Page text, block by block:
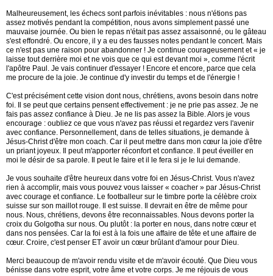
Malheureusement, les échecs sont parfois inévitables : nous n'étions pas
assez motivés pendant la compétition, nous avons simplement passé une
mauvaise journée. Ou bien le repas n'était pas assez assaisonné, ou le gâteau
s'est effondré. Ou encore, il y a eu des fausses notes pendant le concert. Mais
ce n'est pas une raison pour abandonner ! Je continue courageusement et « je
laisse tout derrière moi et ne vois que ce qui est devant moi », comme l'écrit
l'apôtre Paul. Je vais continuer d'essayer ! Encore et encore, parce que cela
me procure de la joie. Je continue d'y investir du temps et de l'énergie !
C'est précisément cette vision dont nous, chrétiens, avons besoin dans notre
foi. Il se peut que certains pensent effectivement : je ne prie pas assez. Je ne
fais pas assez confiance à Dieu. Je ne lis pas assez la Bible. Alors je vous
encourage : oubliez ce que vous n'avez pas réussi et regardez vers l'avenir
avec confiance. Personnellement, dans de telles situations, je demande à
Jésus-Christ d'être mon coach. Car il peut mettre dans mon cœur la joie d'être
un priant joyeux. Il peut m'apporter réconfort et confiance. Il peut éveiller en
moi le désir de sa parole. Il peut le faire et il le fera si je le lui demande.
Je vous souhaite d'être heureux dans votre foi en Jésus-Christ. Vous n'avez
rien à accomplir, mais vous pouvez vous laisser « coacher » par Jésus-Christ
avec courage et confiance. Le footballeur sur le timbre porte la célèbre croix
suisse sur son maillot rouge. Il est suisse. Il devrait en être de même pour
nous. Nous, chrétiens, devons être reconnaissables. Nous devons porter la
croix du Golgotha sur nous. Ou plutôt : la porter en nous, dans notre cœur et
dans nos pensées. Car la foi est à la fois une affaire de tête et une affaire de
cœur. Croire, c'est penser ET avoir un cœur brûlant d'amour pour Dieu.
Merci beaucoup de m'avoir rendu visite et de m'avoir écouté. Que Dieu vous
bénisse dans votre esprit, votre âme et votre corps. Je me réjouis de vous